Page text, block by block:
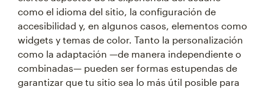
como el idioma del sitio, la configuración de
accesibilidad y, en algunos casos, elementos como
widgets y temas de color. Tanto la personalización
como la adaptación —de manera independiente o
combinadas— pueden ser formas estupendas de
garantizar que tu sitio sea lo más útil posible para